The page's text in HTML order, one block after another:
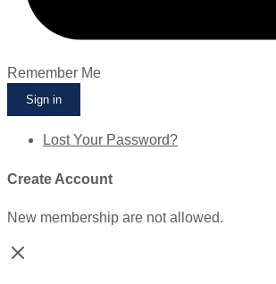
Remember Me
Sign in
Lost Your Password?
Create Account
New membership are not allowed.